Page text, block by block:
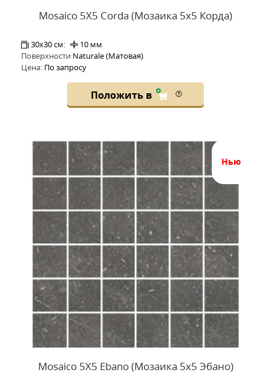
Mosaico 5X5 Corda (Мозаика 5x5 Корда)
30x30 см:
10 мм
Поверхности Naturale (Матовая)
Цена: По запросу
Положить в
нью
Mosaico 5X5 Ebano (Мозаика 5x5 Эбано)